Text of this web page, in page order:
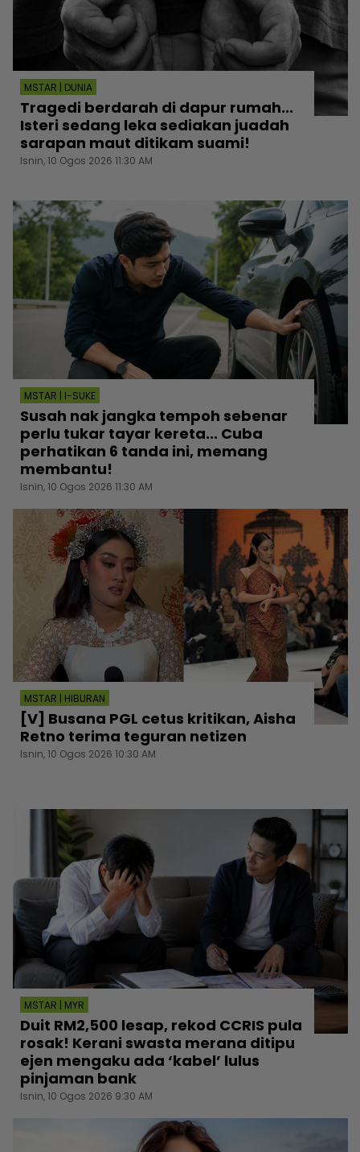
MSTAR | DUNIA
Tragedi berdarah di dapur rumah...
Isteri sedang leka sediakan juadah
sarapan maut ditikam suami!
Isnin, 10 Ogos 2026 11:30 AM
MSTAR | I-SUKE
Susah nak jangka tempoh sebenar
perlu tukar tayar kereta... Cuba
perhatikan 6 tanda ini, memang
membantu!
Isnin, 10 Ogos 2026 11:30 AM
MSTAR | HIBURAN
[V] Busana PGL cetus kritikan, Aisha
Retno terima teguran netizen
Isnin, 10 Ogos 2026 10:30 AM
MSTAR | MYR
Duit RM2,500 lesap, rekod CCRIS pula
rosak! Kerani swasta merana ditipu
ejen mengaku ada ‘kabel’ lulus
pinjaman bank
Isnin, 10 Ogos 2026 9:30 AM